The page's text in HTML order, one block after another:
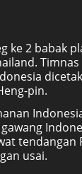
ke 2 babak
pin.
tendangan
usai.